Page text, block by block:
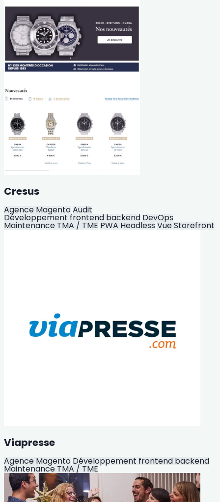
Cresus
Agence MagentoAudit
Développement frontend backend DevOps
Maintenance TMA / TME PWA Headless Vue Storefront
Viapresse
Agence Magento Développement frontend backend
Maintenance TMA / TME